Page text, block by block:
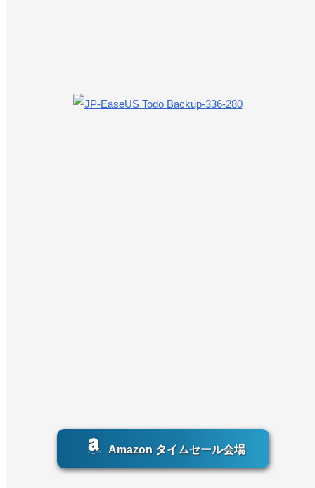
Amazon タイムセール会場